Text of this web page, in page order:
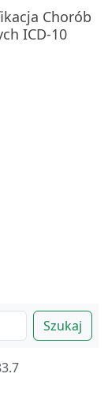
Chorób
ICD-10
Szukaj